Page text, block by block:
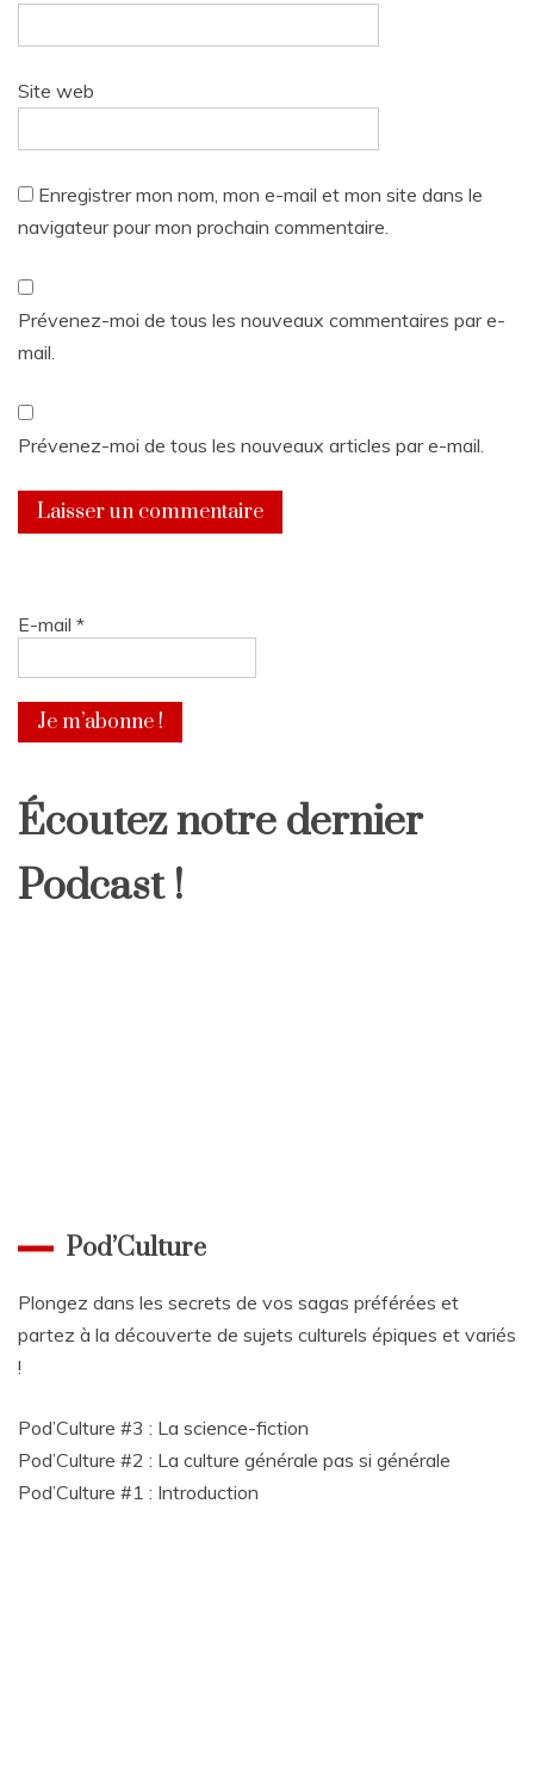
Site web
Enregistrer mon nom, mon e-mail et mon site dans le
navigateur pour mon prochain commentaire.
Prévenez-moi de tous les nouveaux commentaires par e-
mail.
Prévenez-moi de tous les nouveaux articles par e-mail.
E-mail *
Écoutez notre dernier
Podcast !
Pod’Culture
Plongez dans les secrets de vos sagas préférées et
partez à la découverte de sujets culturels épiques et variés
!
Pod’Culture #3 : La science-fiction
Pod’Culture #2 : La culture générale pas si générale
Pod’Culture #1 : Introduction